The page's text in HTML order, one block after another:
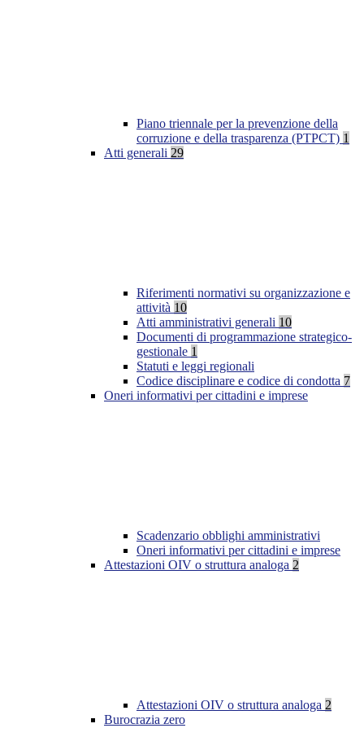
Piano triennale per la prevenzione della
corruzione e della trasparenza (PTPCT) 1
Atti generali 29
Riferimenti normativi su organizzazione e
attività 10
Atti amministrativi generali 10
Documenti di programmazione strategico-
gestionale 1
Statuti e leggi regionali
Codice disciplinare e codice di condotta 7
Oneri informativi per cittadini e imprese
Scadenzario obblighi amministrativi
Oneri informativi per cittadini e imprese
Attestazioni OIV o struttura analoga 2
Attestazioni OIV o struttura analoga 2
Burocrazia zero